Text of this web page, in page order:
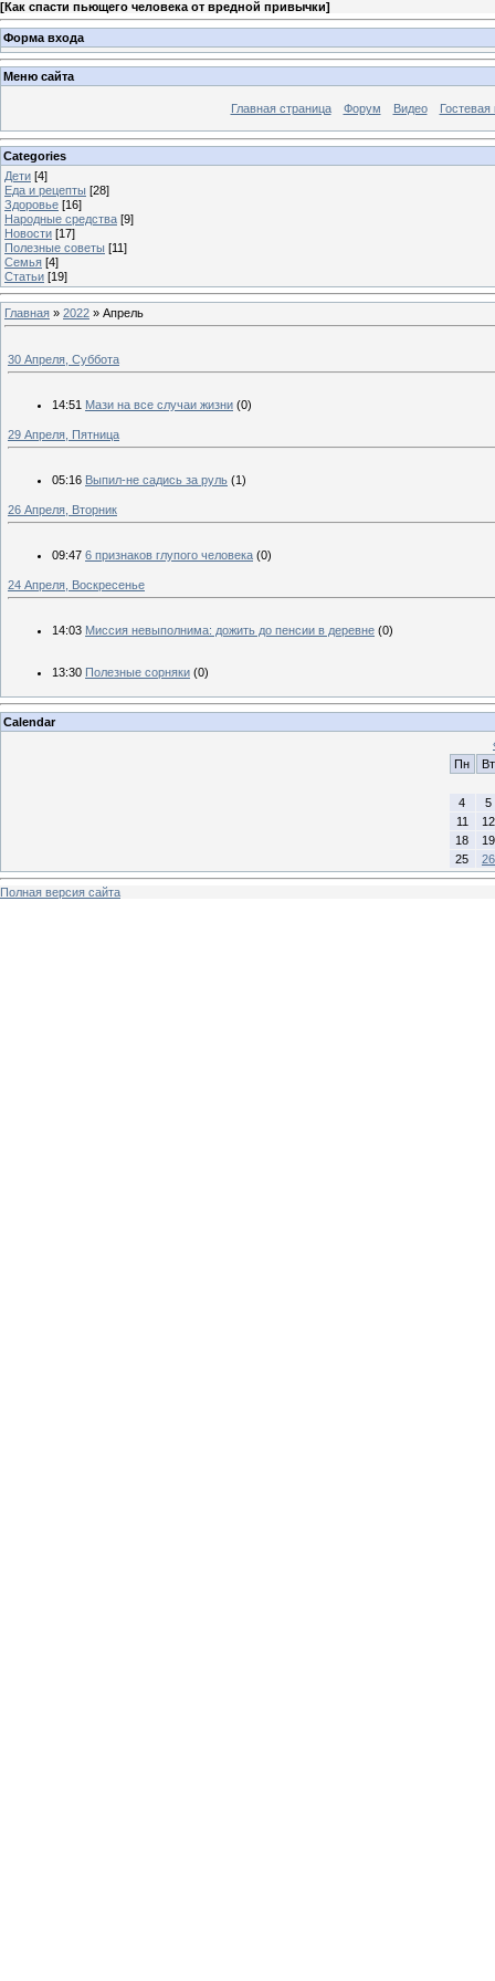
[Как спасти пьющего человека от вредной привычки]
Форма входа
Меню сайта
Главная страница Форум Видео Гостевая
Categories
Дети [4]
Еда и рецепты [28]
Здоровье [16]
Народные средства [9]
Новости [17]
Полезные советы [11]
Семья [4]
Статьи [19]
Главная » 2022 » Апрель
30 Апреля, Суббота
14:51 Мази на все случаи жизни (0)
29 Апреля, Пятница
05:16 Выпил-не садись за руль (1)
26 Апреля, Вторник
09:47 6 признаков глупого человека (0)
24 Апреля, Воскресенье
14:03 Миссия невыполнима: дожить до пенсии в деревне (0)
13:30 Полезные сорняки (0)
Calendar
Пн
Вт
4
5
11
12
18
19
25
26
Полная версия сайта